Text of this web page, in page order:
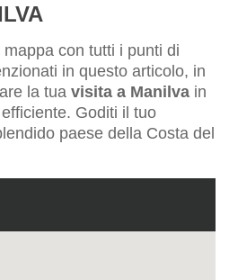
con tutti i punti di
in questo articolo, in
la tua visita a Manilva in
Goditi il tuo
paese della Costa del